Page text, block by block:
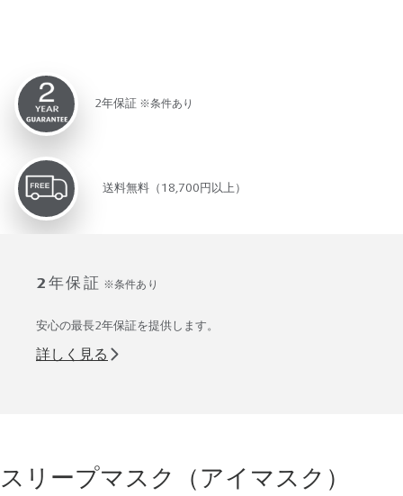
2年保証※条件あり
送料無料（18,700円以上）
2年保証 ※条件あり
安心の最長2年保証を提供します。
詳しく見る
スリープマスク（アイマスク）